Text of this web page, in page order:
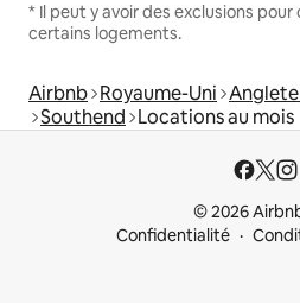
* Il peut y avoir des exclusions
certains logements.
Airbnb Royaume-Uni
Southend Locations au mois
© 2026
Confidentialité